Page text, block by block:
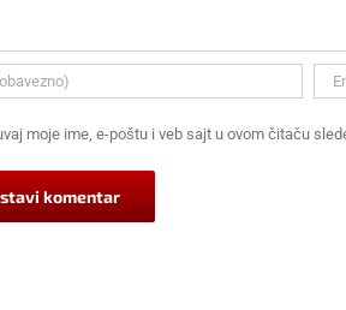
moje ime, e-poštu i veb sajt u ovom čitaču